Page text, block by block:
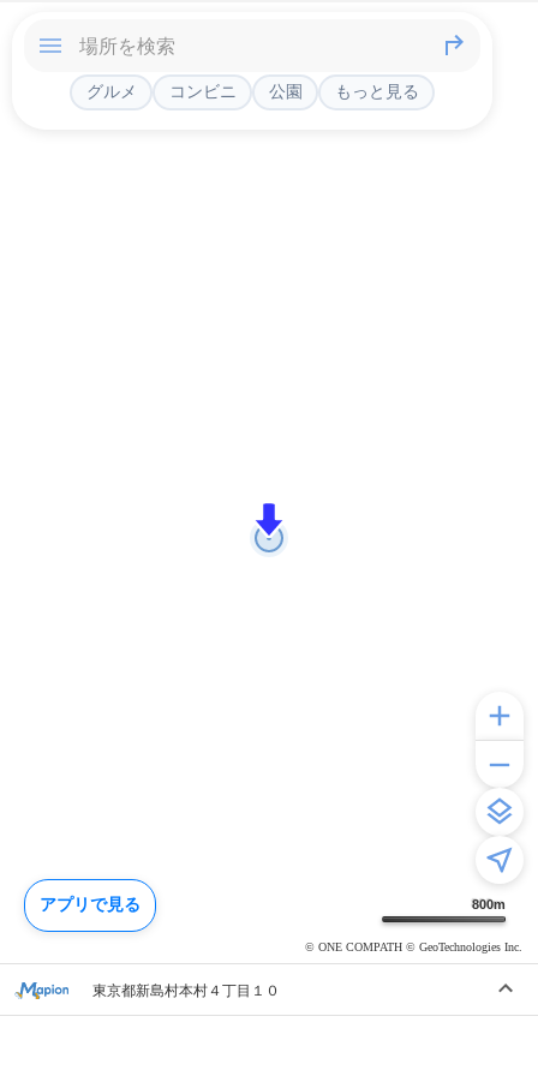
800m
© ONE COMPATH © GeoTechnologies Inc.
グルメ コンビニ 公園 もっと見る
東京都新島村本村４丁目１０
アプリで見る